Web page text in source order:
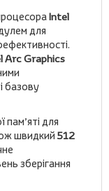
Intel
для
Arc Graphics
базову
пам’яті для
швидкий 512
зберігання